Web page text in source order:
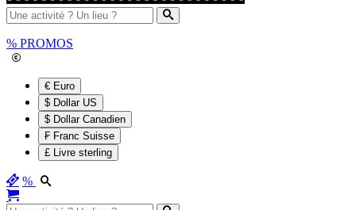
% PROMOS
€ Euro
$ Dollar US
$ Dollar Canadien
₣ Franc Suisse
£ Livre sterling
%